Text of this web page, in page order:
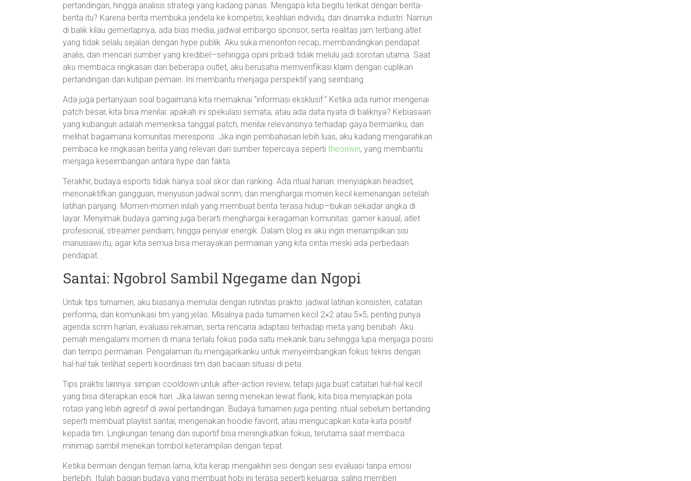
pertandingan, hingga analisis strategi yang kadang panas. Mengapa kita begitu terikat dengan berita-
berita itu? Karena berita membuka jendela ke kompetisi, keahlian individu, dan dinamika industri. Namun
di balik kilau gemerlapnya, ada bias media, jadwal embargo sponsor, serta realitas jam terbang atlet
yang tidak selalu sejalan dengan hype publik. Aku suka menonton recap, membandingkan pendapat
analis, dan mencari sumber yang kredibel—sehingga opini pribadi tidak melulu jadi sorotan utama. Saat
aku membaca ringkasan dari beberapa outlet, aku berusaha memverifikasi klaim dengan cuplikan
pertandingan dan kutipan pemain. Ini membantu menjaga perspektif yang seimbang.
Ada juga pertanyaan soal bagaimana kita memaknai “informasi eksklusif.” Ketika ada rumor mengenai
patch besar, kita bisa menilai: apakah ini spekulasi semata, atau ada data nyata di baliknya? Kebiasaan
yang kubangun adalah memeriksa tanggal patch, menilai relevansinya terhadap gaya bermainku, dan
melihat bagaimana komunitas merespons. Jika ingin pembahasan lebih luas, aku kadang mengarahkan
pembaca ke ringkasan berita yang relevan dari sumber tepercaya seperti theonwin, yang membantu
menjaga keseimbangan antara hype dan fakta.
Terakhir, budaya esports tidak hanya soal skor dan ranking. Ada ritual harian: menyiapkan headset,
menonaktifkan gangguan, menyusun jadwal scrim, dan menghargai momen kecil kemenangan setelah
latihan panjang. Momen-momen inilah yang membuat berita terasa hidup—bukan sekadar angka di
layar. Menyimak budaya gaming juga berarti menghargai keragaman komunitas: gamer kasual, atlet
profesional, streamer pendiam, hingga penyiar energik. Dalam blog ini aku ingin menampilkan sisi
manusiawi itu, agar kita semua bisa merayakan permainan yang kita cintai meski ada perbedaan
pendapat.
Santai: Ngobrol Sambil Ngegame dan Ngopi
Untuk tips turnamen, aku biasanya memulai dengan rutinitas praktis: jadwal latihan konsisten, catatan
performa, dan komunikasi tim yang jelas. Misalnya pada turnamen kecil 2×2 atau 5×5, penting punya
agenda scrim harian, evaluasi rekaman, serta rencana adaptasi terhadap meta yang berubah. Aku
pernah mengalami momen di mana terlalu fokus pada satu mekanik baru sehingga lupa menjaga posisi
dan tempo permainan. Pengalaman itu mengajarkanku untuk menyeimbangkan fokus teknis dengan
hal-hal tak terlihat seperti koordinasi tim dan bacaan situasi di peta.
Tips praktis lainnya: simpan cooldown untuk after-action review, tetapi juga buat catatan hal-hal kecil
yang bisa diterapkan esok hari. Jika lawan sering menekan lewat flank, kita bisa menyiapkan pola
rotasi yang lebih agresif di awal pertandingan. Budaya turnamen juga penting: ritual sebelum bertanding
seperti membuat playlist santai, mengenakan hoodie favorit, atau mengucapkan kata-kata positif
kepada tim. Lingkungan tenang dan suportif bisa meningkatkan fokus, terutama saat membaca
minimap sambil menekan tombol keterampilan dengan tepat.
Ketika bermain dengan teman lama, kita kerap mengakhiri sesi dengan sesi evaluasi tanpa emosi
berlebih. Itulah bagian budaya yang membuat hobi ini terasa seperti keluarga: saling memberi